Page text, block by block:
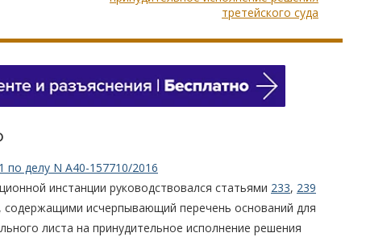
третейского суда
по делу N А40-157710/2016
инстанции руководствовался статьями 233, 239
содержащими исчерпывающий перечень оснований для
листа на принудительное исполнение решения